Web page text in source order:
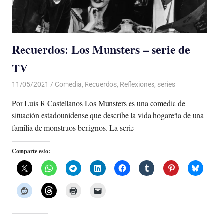
Recuerdos: Los Munsters – serie de
TV
11/05/2021 De todo un Poco
Comedia, Recuerdos, Reflexiones, series
Por Luis R Castellanos Los Munsters es una comedia de
situación estadounidense que describe la vida hogareña de una
familia de monstruos benignos. La serie
Comparte esto: